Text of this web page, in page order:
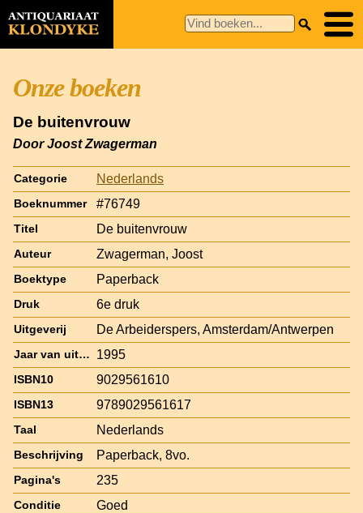
Onze boeken
De buitenvrouw
Door Joost Zwagerman
Categorie Nederlands
Boeknummer #76749
Titel De buitenvrouw
Auteur Zwagerman, Joost
Boektype Paperback
Druk 6e druk
Uitgeverij De Arbeiderspers, Amsterdam/Antwerpen
Jaar van uitgave 1995
ISBN10 9029561610
ISBN13 9789029561617
Taal Nederlands
Beschrijving Paperback, 8vo.
Pagina's 235
Conditie Goed